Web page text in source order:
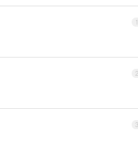
1
2
3